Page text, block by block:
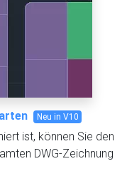
Neu in V10
ist, können Sie den
DWG-Zeichnung